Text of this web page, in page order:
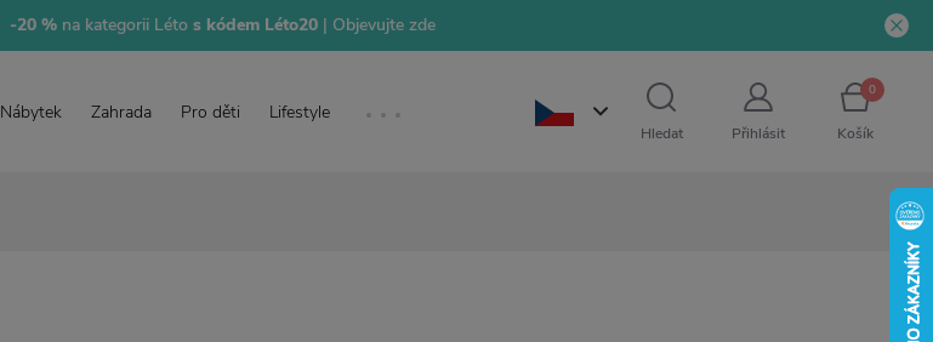
-20 %na kategorii Létos kódem Léto20 | Objevujte zde
Nábytek Zahrada Pro děti Lifestyle
Hledat Přihlásit
0
Košík